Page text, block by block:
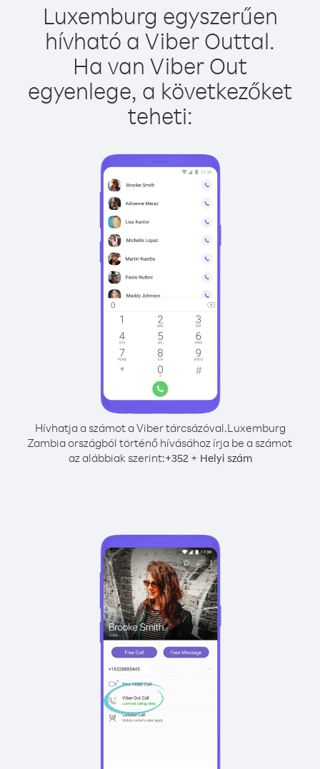
Luxemburg egyszerűen
hívható a Viber Outtal.
Ha van Viber Out
egyenlege, a következőket
teheti:
Hívhatja a számot a Viber tárcsázóval.Luxemburg
Zambia országból történő hívásához írja be a számot
az alábbiak szerint:+352+ Helyi szám